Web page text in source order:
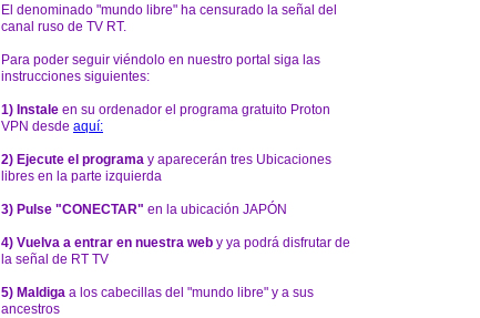
El denominado "mundo libre" ha censurado la señal del
canal ruso de TV RT.
Para poder seguir viéndolo en nuestro portal siga las
instrucciones siguientes:
1) Instale en su ordenador el programa gratuito Proton
VPN desde aquí:
2) Ejecute el programa y aparecerán tres Ubicaciones
libres en la parte izquierda
3) Pulse "CONECTAR" en la ubicación JAPÓN
4) Vuelva a entrar en nuestra web y ya podrá disfrutar de
la señal de RT TV
5) Maldiga a los cabecillas del "mundo libre" y a sus
ancestros